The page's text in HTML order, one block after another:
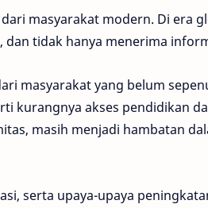
masyarakat modern. Di era
tidak hanya menerima
masyarakat yang belum
kurangnya akses pendidikan
masih menjadi hambatan
serta upaya-upaya